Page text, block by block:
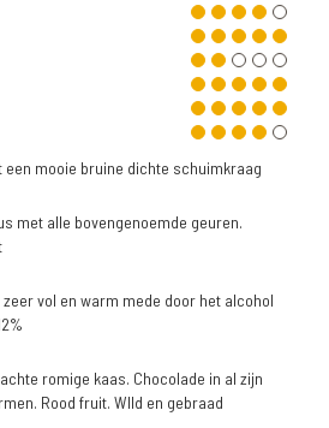
een mooie bruine dichte schuimkraag
met alle bovengenoemde geuren.
zeer vol en warm mede door het alcohol
romige kaas. Chocolade in al zijn
Rood fruit. WIld en gebraad